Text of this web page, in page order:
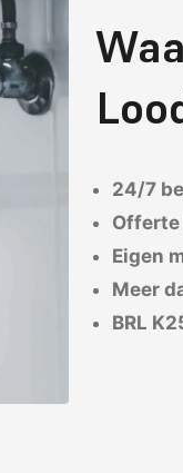
24/7
Offerte
Eigen
Meer
BRL